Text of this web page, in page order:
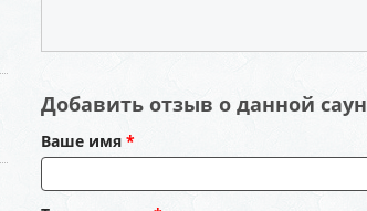
Добавить отзыв о данной
Ваше имя *